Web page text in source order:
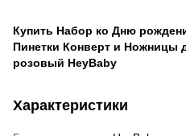
Купить Набор ко Дню
Пинетки Конверт и Ножницы
розовый HeyBaby
Характеристики